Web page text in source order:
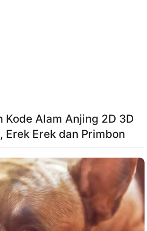
Kode Alam Anjing 2D 3D
Erek Erek dan Primbon